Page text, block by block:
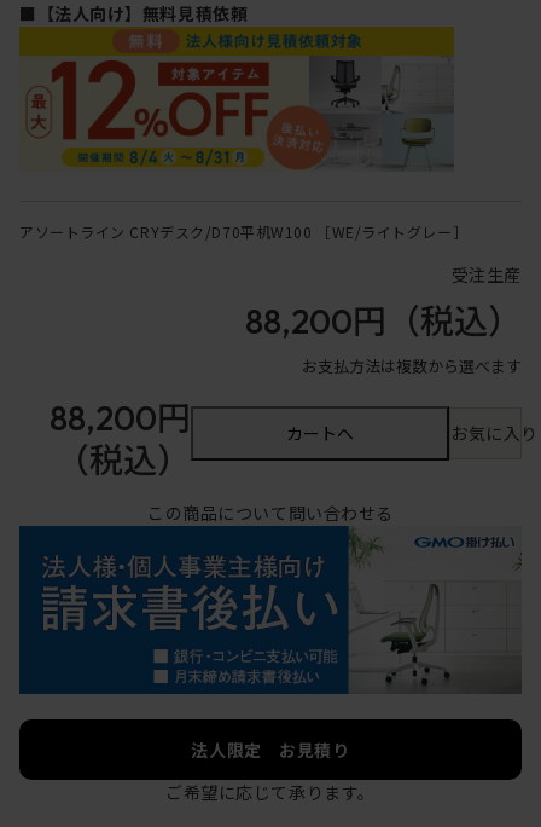
■【法人向け】無料見積依頼
アソートライン CRYデスク/D70平机W100 ［WE/ライトグレー］
受注生産
88,200円 （税込）
お支払方法は複数から選べます
88,200円
（税込）
カートへ お気に入
この商品について問い合わせる
法人限定 お見積り
ご希望に応じて承ります。